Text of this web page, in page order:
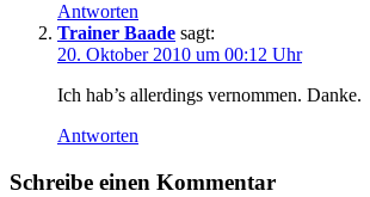
Antworten
Trainer Baade sagt:
20. Oktober 2010 um 00:12 Uhr
Ich hab’s allerdings vernommen. Danke.
Antworten
Schreibe einen Kommentar